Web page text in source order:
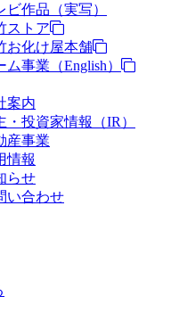
ビ作品（実写）
ストア
お化け屋本舗
ム事業（English）
案内
・投資家情報（IR）
産事業
情報
らせ
い合わせ